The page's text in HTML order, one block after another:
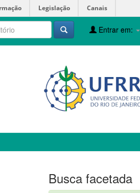
Legislação Canais
Entrar em:
Busca facetada